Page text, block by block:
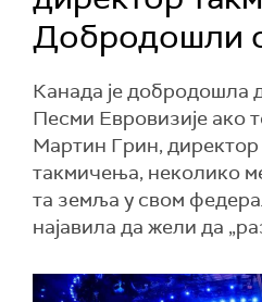
Добродошли
Канада је добродошла
Песми Евровизије ако
Мартин Грин, директор
такмичења, неколико
та земља у свом
најавила да жели да